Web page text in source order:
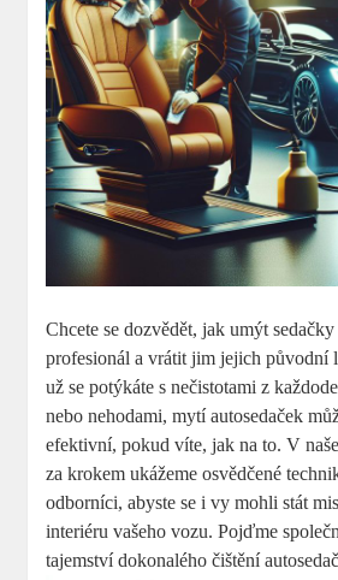
Chcete se dozvědět, jak umýt
profesionál a vrátit jim jejich původní
už se potýkáte s nečistotami z
nebo nehodami, mytí autosedaček
efektivní, pokud víte, jak na to. V
za krokem ukážeme osvědčené
odborníci, abyste se i vy mohli stát
interiéru vašeho vozu. Pojďme
tajemství dokonalého čištění